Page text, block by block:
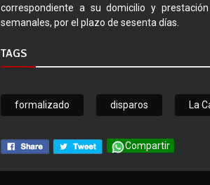
correspondiente a su domicilio y
semanales, por el plazo de sesenta días.
TAGS
formalizado disparos La
Compartir